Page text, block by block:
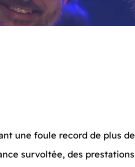
une foule record de plus de
survoltée, des prestations